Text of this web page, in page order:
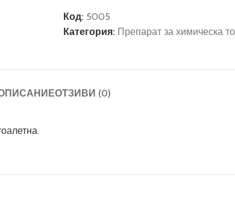
Код: 5005
Категория: Препарат за химическа
ОТЗИВИ (0)
.